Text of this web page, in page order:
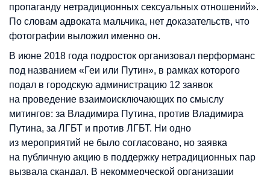
пропаганду нетрадиционных сексуальных отношений».
По словам адвоката мальчика, нет доказательств, что
фотографии выложил именно он.
В июне 2018 года подросток организовал перформанс
под названием «Геи или Путин», в рамках которого
подал в городскую администрацию 12 заявок
на проведение взаимоисключающих по смыслу
митингов: за Владимира Путина, против Владимира
Путина, за ЛГБТ и против ЛГБТ. Ни одно
из мероприятий не было согласовано, но заявка
на публичную акцию в поддержку нетрадиционных пар
вызвала скандал. В некоммерческой организации